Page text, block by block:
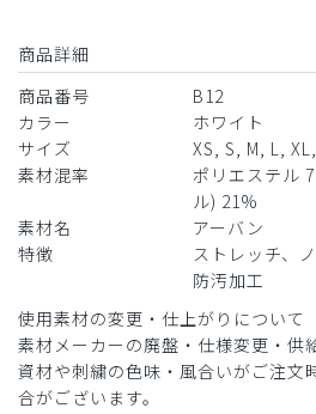
役に立った
​2 ​3
商品詳細
商品番号
B12
カラー
ホワイト
サイズ
XS, S, M, L,
素材混率
ポリエステル
ル) 21%
素材名
アーバン
特徴
ストレッチ、
防汚加工
使用素材の変更・仕上がりについて
素材メーカーの廃盤・仕様変更・供
資材や刺繍の色味・風合いがご注文
合がございます。